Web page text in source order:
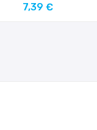
7,39 €